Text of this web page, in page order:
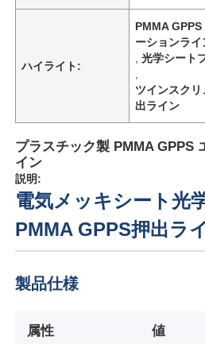
ハイライト:
PMMA
ーションライ
,光学シート
ツインスク
出ライン
プラスチック製 PMMA GPPS
イン
説明:
電気メッキシート光
PMMA GPPS押出ラ
製品仕様
属性 値